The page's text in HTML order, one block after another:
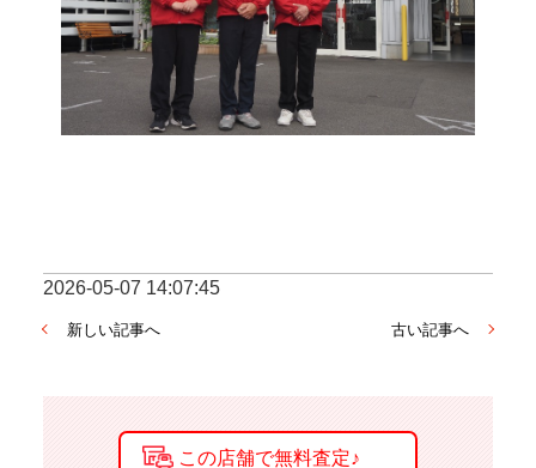
2026-05-07 14:07:45
新しい記事へ 古い記事へ